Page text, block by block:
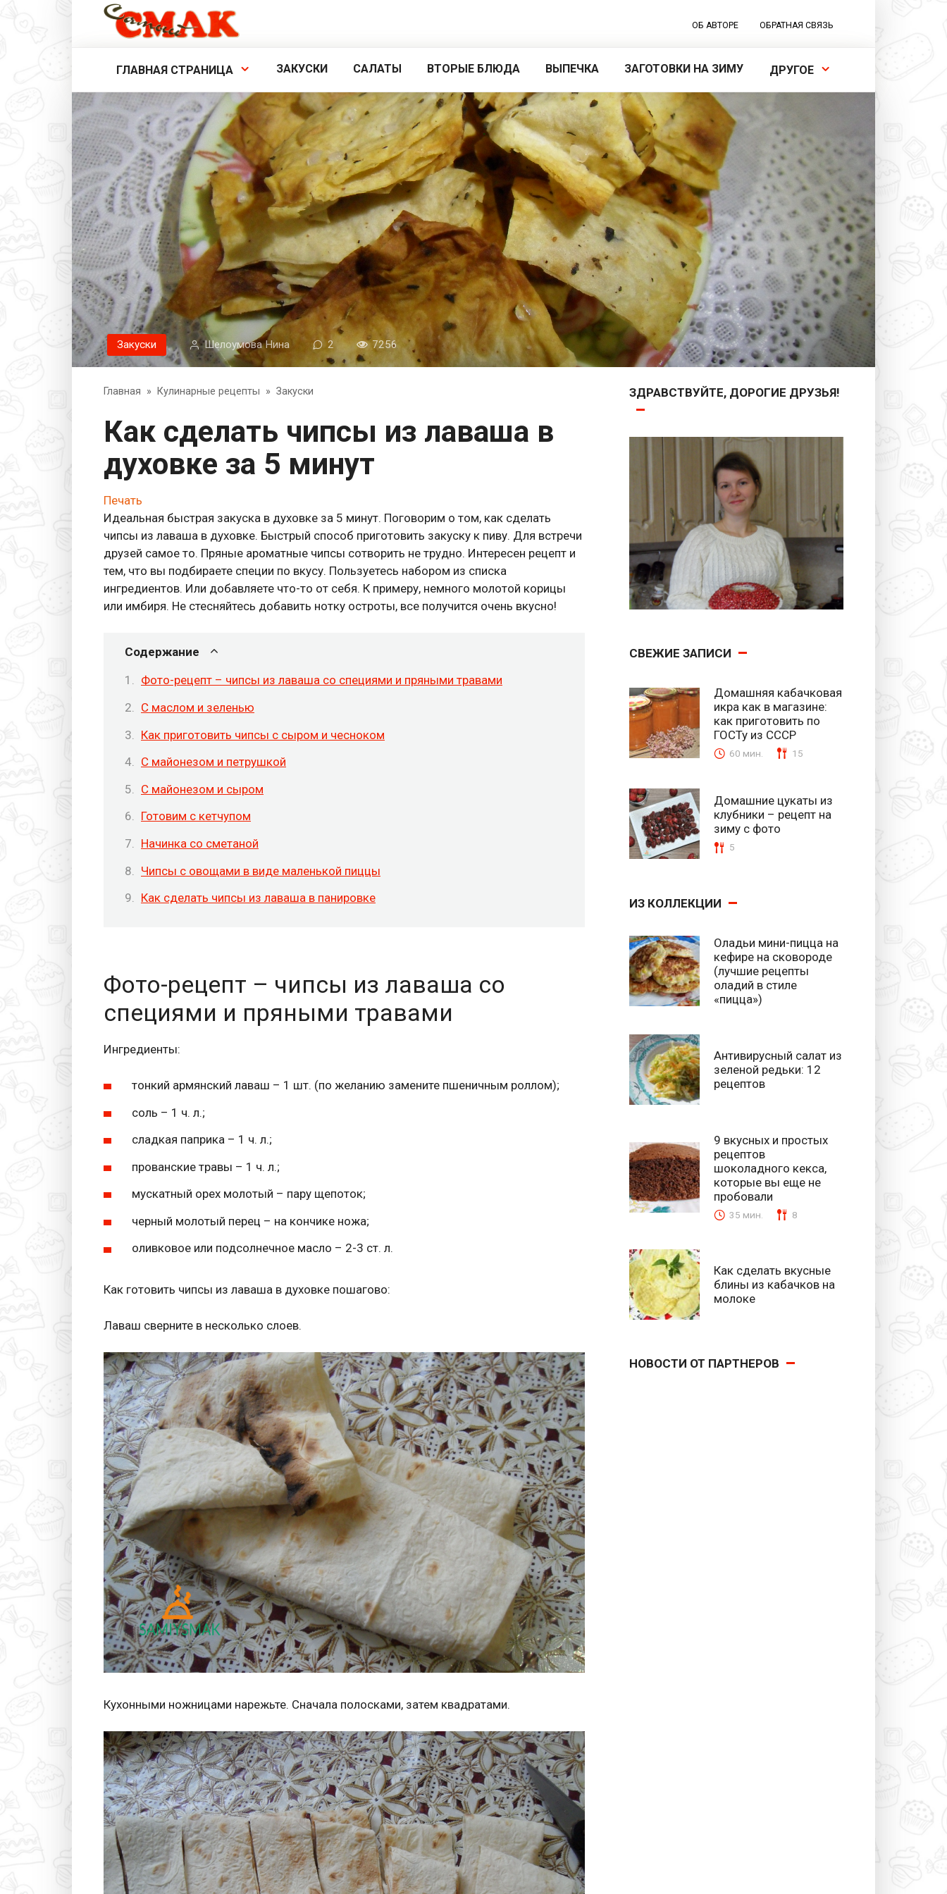
ОБ АВТОРЕ ОБРАТНАЯ СВЯЗЬ
ГЛАВНАЯ СТРАНИЦА ЗАКУСКИ САЛАТЫ ВТОРЫЕ БЛЮДА ВЫПЕЧКА ЗАГОТОВКИ НА ЗИМУ ДРУГОЕ
Закуски Шелоумова Нина 2 7256
Главная » Кулинарные рецепты » Закуски
Как сделать чипсы из лаваша в
духовке за 5 минут
Печать
Идеальная быстрая закуска в духовке за 5 минут. Поговорим о том, как сделать
чипсы из лаваша в духовке. Быстрый способ приготовить закуску к пиву. Для встречи
друзей самое то. Пряные ароматные чипсы сотворить не трудно. Интересен рецепт и
тем, что вы подбираете специи по вкусу. Пользуетесь набором из списка
ингредиентов. Или добавляете что-то от себя. К примеру, немного молотой корицы
или имбиря. Не стесняйтесь добавить нотку остроты, все получится очень вкусно!
Содержание
Фото-рецепт – чипсы из лаваша со специями и пряными травами
С маслом и зеленью
Как приготовить чипсы с сыром и чесноком
С майонезом и петрушкой
С майонезом и сыром
Готовим с кетчупом
Начинка со сметаной
Чипсы с овощами в виде маленькой пиццы
Как сделать чипсы из лаваша в панировке
Фото-рецепт – чипсы из лаваша со
специями и пряными травами
Ингредиенты:
тонкий армянский лаваш – 1 шт. (по желанию замените пшеничным роллом);
соль – 1 ч. л.;
сладкая паприка – 1 ч. л.;
прованские травы – 1 ч. л.;
мускатный орех молотый – пару щепоток;
черный молотый перец – на кончике ножа;
оливковое или подсолнечное масло – 2-3 ст. л.
Как готовить чипсы из лаваша в духовке пошагово:
Лаваш сверните в несколько слоев.
Кухонными ножницами нарежьте. Сначала полосками, затем квадратами.
ЗДРАВСТВУЙТЕ, ДОРОГИЕ ДРУЗЬЯ!
СВЕЖИЕ ЗАПИСИ
Домашняя кабачковая
икра как в магазине:
как приготовить по
ГОСТу из СССР
60 мин. 15
Домашние цукаты из
клубники – рецепт на
зиму с фото
5
ИЗ КОЛЛЕКЦИИ
Оладьи мини-пицца на
кефире на сковороде
(лучшие рецепты
оладий в стиле
«пицца»)
Антивирусный салат из
зеленой редьки: 12
рецептов
9 вкусных и простых
рецептов
шоколадного кекса,
которые вы еще не
пробовали
35 мин. 8
Как сделать вкусные
блины из кабачков на
молоке
НОВОСТИ ОТ ПАРТНЕРОВ